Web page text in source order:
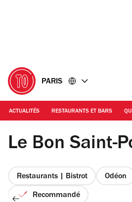
PARIS
ACTUALITÉS RESTAURANTS ET BARS
© LRD/Time Out Paris
Le Bon Saint-
Restaurants | Bistrot Odéon
Recommandé